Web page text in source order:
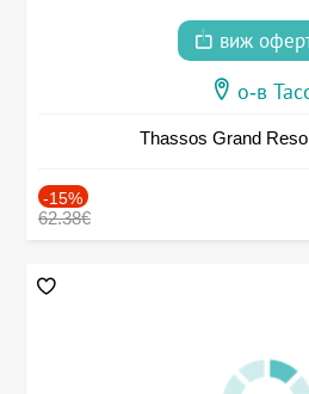
виж
о-в
Thassos Grand
-15%
62.38€